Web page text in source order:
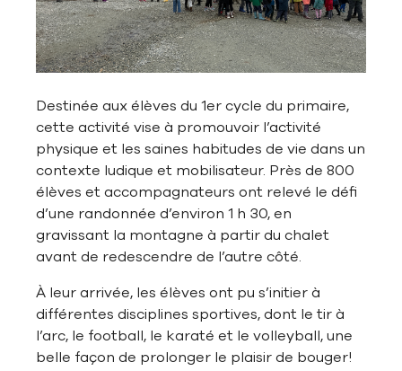
Destinée aux élèves du 1er cycle du primaire,
cette activité vise à promouvoir l’activité
physique et les saines habitudes de vie dans un
contexte ludique et mobilisateur. Près de 800
élèves et accompagnateurs ont relevé le défi
d’une randonnée d’environ 1 h 30, en
gravissant la montagne à partir du chalet
avant de redescendre de l’autre côté.
À leur arrivée, les élèves ont pu s’initier à
différentes disciplines sportives, dont le tir à
l’arc, le football, le karaté et le volleyball, une
belle façon de prolonger le plaisir de bouger!